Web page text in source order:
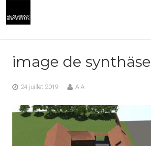
PRESTATIONS
CONTACT
image de synthäse
24 juillet 2019 A A